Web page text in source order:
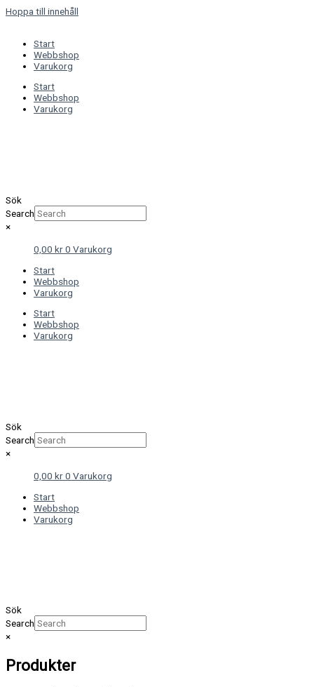
Hoppa till innehåll
Start
Webbshop
Varukorg
Start
Webbshop
Varukorg
Sök
Search
×
0,00 kr0 Varukorg
Start
Webbshop
Varukorg
Start
Webbshop
Varukorg
Sök
Search
×
0,00 kr0 Varukorg
Start
Webbshop
Varukorg
Sök
Search
×
Produkter